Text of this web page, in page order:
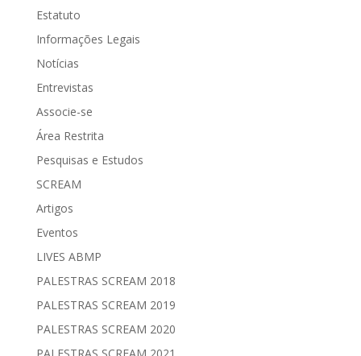
Estatuto
Informações Legais
Notícias
Entrevistas
Associe-se
Área Restrita
Pesquisas e Estudos
SCREAM
Artigos
Eventos
LIVES ABMP
PALESTRAS SCREAM 2018
PALESTRAS SCREAM 2019
PALESTRAS SCREAM 2020